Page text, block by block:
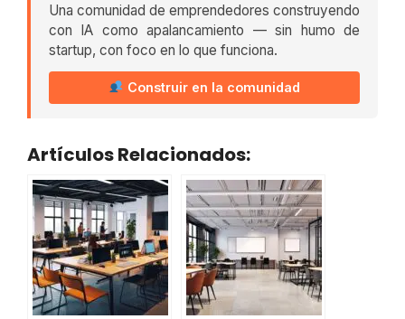
Una comunidad de emprendedores construyendo
con IA como apalancamiento — sin humo de
startup, con foco en lo que funciona.
Construir en la comunidad
Artículos Relacionados: